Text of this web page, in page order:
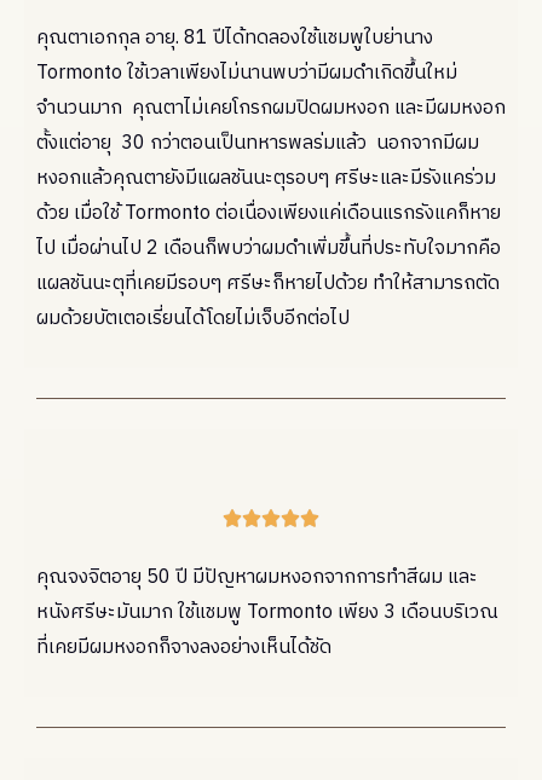
คุณตาเอกกุล อายุ. 81 ปีได้ทดลองใช้แชมพูใบย่านาง
Tormonto ใช้เวลาเพียงไม่นานพบว่ามีผมดำเกิดขึ้นใหม่
จำนวนมาก คุณตาไม่เคยโกรกผมปิดผมหงอก และมีผมหงอก
ตั้งแต่อายุ 30 กว่าตอนเป็นทหารพลร่มแล้ว นอกจากมีผม
หงอกแล้วคุณตายังมีแผลชันนะตุรอบๆ ศรีษะและมีรังแคร่วม
ด้วย เมื่อใช้ Tormonto ต่อเนื่องเพียงแค่เดือนแรกรังแคก็หาย
ไป เมื่อผ่านไป 2 เดือนก็พบว่าผมดำเพิ่มขึ้นที่ประทับใจมากคือ
แผลชันนะตุที่เคยมีรอบๆ ศรีษะก็หายไปด้วย ทำให้สามารถตัด
ผมด้วยบัตเตอเรี่ยนได้โดยไม่เจ็บอีกต่อไป

คุณจงจิตอายุ 50 ปี มีปัญหาผมหงอกจากการทำสีผม และ
หนังศรีษะมันมาก ใช้แชมพู Tormonto เพียง 3 เดือนบริเวณ
ที่เคยมีผมหงอกก็จางลงอย่างเห็นได้ชัด